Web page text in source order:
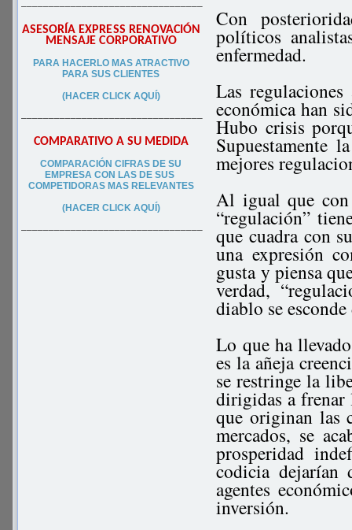
–––––––––––––––––––––––––––––––––
ASESORÍA EXPRESS RENOVACIÓN
MENSAJE CORPORATIVO
PARA HACERLO MAS ATRACTIVO
PARA SUS CLIENTES
(HACER CLICK AQUÍ)
–––––––––––––––––––––––––––––––––
COMPARATIVO A SU MEDIDA
COMPARACIÓN CIFRAS DE SU
EMPRESA CON LAS DE SUS
COMPETIDORAS MAS RELEVANTES
(HACER CLICK AQUÍ)
–––––––––––––––––––––––––––––––––
Con
políticos
enfermedad.
Las
económica han
Hubo crisis
Supuestamente
mejores
Al igual que con
“regulación”
que cuadra con
una expresión
gusta y piensa
verdad,
diablo se
Lo que ha
es la añeja
se restringe la
dirigidas a frenar
que originan las
mercados, se
prosperidad
codicia dejarían
agentes
inversión.